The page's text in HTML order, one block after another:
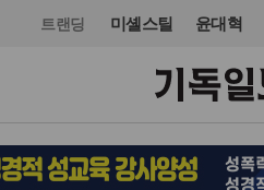
트랜딩 미셸스틸 윤대혁